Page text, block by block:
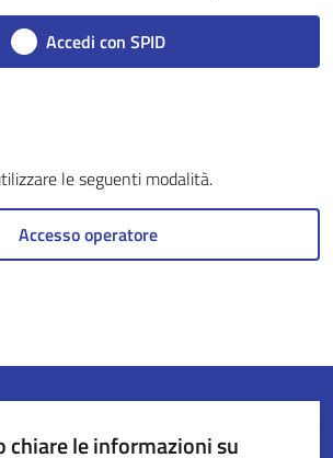
Accedi con SPID
le seguenti modalità.
Accesso operatore
chiare le informazioni su